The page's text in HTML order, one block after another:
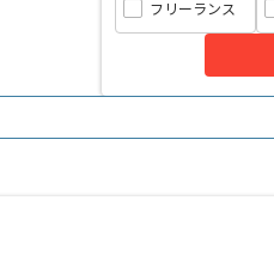
フリーランス